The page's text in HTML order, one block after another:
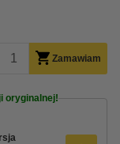
Zamawiam
oryginalnej!